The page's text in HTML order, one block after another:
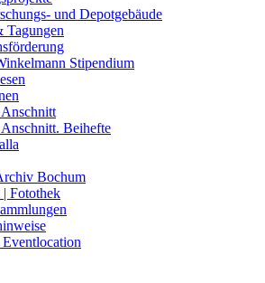
und Depotgebäude
Tagungen
Stipendium
Beihefte
Bochum
Fotothek